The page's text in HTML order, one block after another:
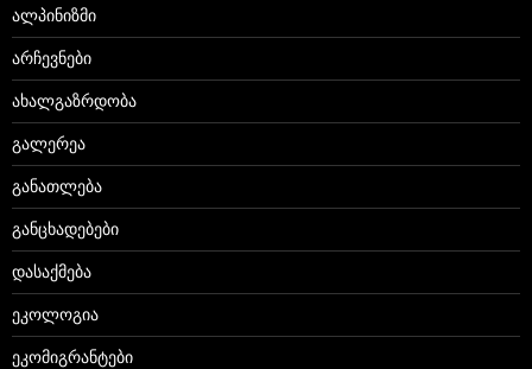
ალპინიზმი
არჩევნები
ახალგაზრდობა
გალერეა
განათლება
განცხადებები
დასაქმება
ეკოლოგია
ეკომიგრანტები